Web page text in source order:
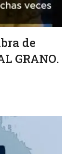
de
GRANO.